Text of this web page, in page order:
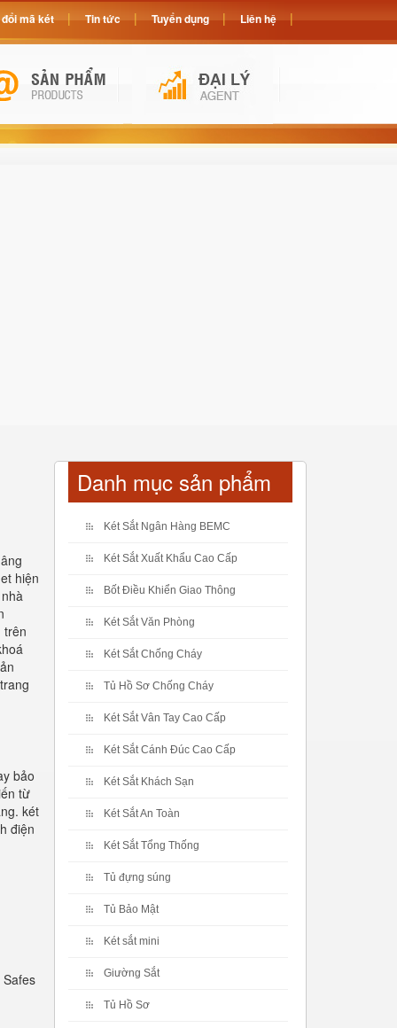
hiện
trên
bảo
từ
két
điện
Danh mục sản phẩm
Két Sắt Ngân Hàng BEMC
Két Sắt Xuất Khẩu Cao Cấp
Bốt Điều Khiển Giao Thông
Két Sắt Văn Phòng
Két Sắt Chống Cháy
Tủ Hồ Sơ Chống Cháy
Két Sắt Vân Tay Cao Cấp
Két Sắt Cánh Đúc Cao Cấp
Két Sắt Khách Sạn
Két Sắt An Toàn
Két Sắt Tổng Thống
Tủ đựng súng
Tủ Bảo Mật
Két sắt mini
Giường Sắt
Tủ Hồ Sơ
mã két Tin tức Tuyển dụng Liên hệ